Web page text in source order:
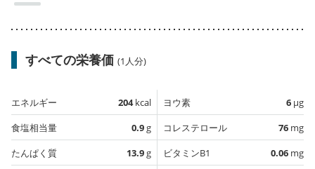
すべての栄養価 (1人分)
エネルギー 204kcal
食塩相当量
0.9g
たんぱく質
13.9g
ヨウ素 6 µg
コレステロール
76 mg
ビタミンB1
0.06 mg